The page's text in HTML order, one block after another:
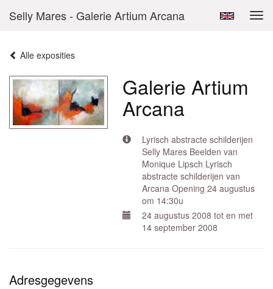
Selly Mares - Galerie Artium Arcana
Alle exposities
Galerie Artium
Arcana
Lyrisch abstracte schilderijen
Selly Mares Beelden van
Monique Lipsch Lyrisch
abstracte schilderijen van
Arcana Opening 24 augustus
om 14:30u
24 augustus 2008 tot en met
14 september 2008
Adresgegevens